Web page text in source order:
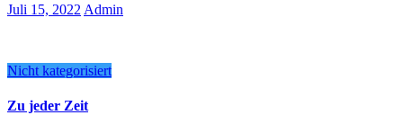
Juli 15, 2022 Admin
Nicht kategorisiert
Zu jeder Zeit